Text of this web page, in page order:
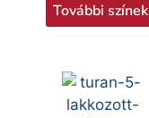
További színek